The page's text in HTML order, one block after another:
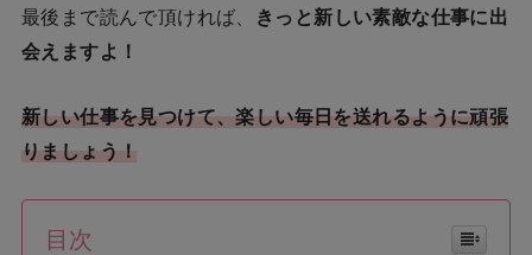
最後まで読んで頂ければ、
きっと新しい素敵な仕事に出
会えますよ！
新しい仕事を見つけて、楽しい毎日を送れるように頑張
りましょう！
目次